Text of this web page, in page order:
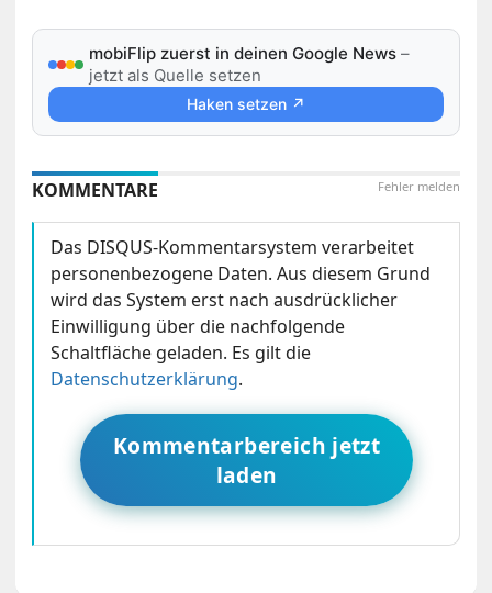
mobiFlip zuerst in deinen Google News –
jetzt als Quelle setzen
Haken setzen ↗
Fehler melden
KOMMENTARE
Das DISQUS-Kommentarsystem verarbeitet
personenbezogene Daten. Aus diesem Grund
wird das System erst nach ausdrücklicher
Einwilligung über die nachfolgende
Schaltfläche geladen. Es gilt die
Datenschutzerklärung.
Kommentarbereich jetzt
laden